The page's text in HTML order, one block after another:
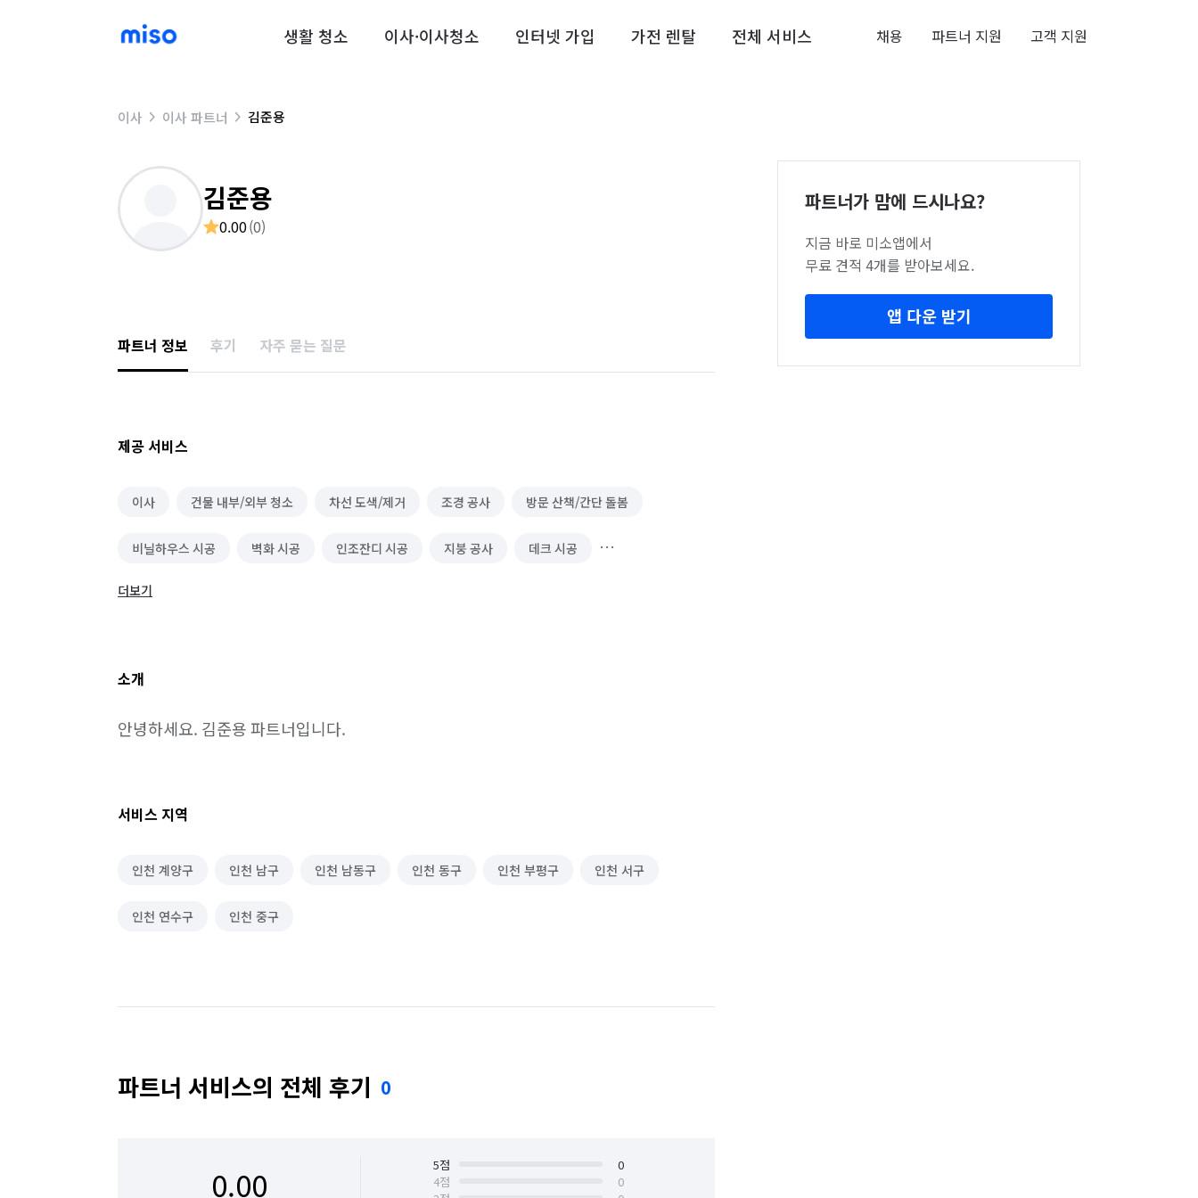
생활 청소 이사·이사청소 인터넷 가입 가전 렌탈 전체 서비스 채용 파트너 지원 고객 지원
이사 이사 파트너 김준용
김준용
0.00(0)
파트너 정보 후기 자주 묻는 질문
제공 서비스
이사 건물 내부/외부 청소 차선 도색/제거 조경 공사 방문 산책/간단 돌봄
비닐하우스 시공 벽화 시공 인조잔디 시공 지붕 공사 데크 시공
대형천막 시공
더보기
소개
안녕하세요. 김준용 파트너입니다.
서비스 지역
인천 계양구 인천 남구 인천 남동구 인천 동구 인천 부평구 인천 서구
인천 연수구 인천 중구
파트너 서비스의 전체 후기 0
0.00 5점
0
4점
0
파트너가 맘에 드시나요?
지금 바로 미소앱에서
무료 견적 4개를 받아보세요.
앱 다운 받기